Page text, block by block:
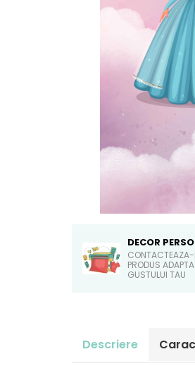
Sticker Harta Lumii
Stickere Cu Model Repetitiv
Stickere Perete Pentru Camera
Stickere Pentru Bucatarie
Stickere pentru Podea
DECOR
CONTACTEAZA-
PRODUS
GUSTULUI TAU
Descriere